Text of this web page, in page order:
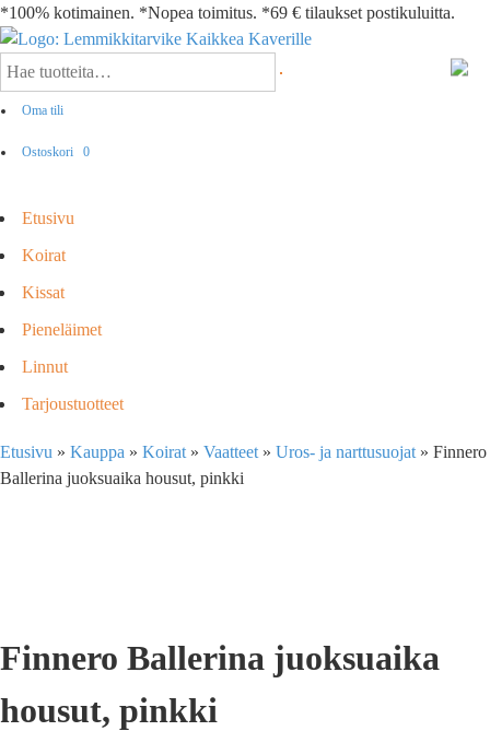
*100% kotimainen. *Nopea toimitus. *69 € tilaukset postikuluitta.
Oma tili
Ostoskori 0
Etusivu
Koirat
Kissat
Pieneläimet
Linnut
Tarjoustuotteet
Etusivu » Kauppa » Koirat » Vaatteet » Uros- ja narttusuojat » Finnero
Ballerina juoksuaika housut, pinkki
Finnero Ballerina juoksuaika
housut, pinkki